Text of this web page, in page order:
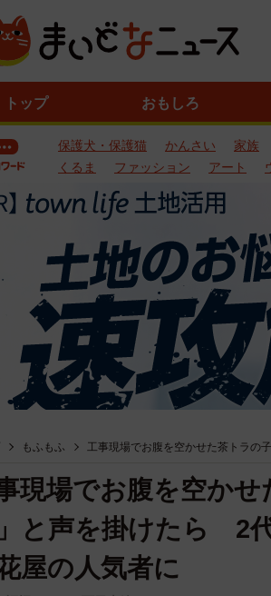
トップ おもしろ
保護犬・保護猫 かんさい 家族
くるま
ファッション アート
もふもふ 工事現場でお腹を空かせた茶トラの
現場でお腹を空か
と声を掛けたら 2
屋の人気者に